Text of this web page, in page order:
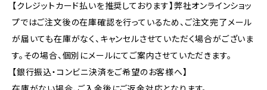
【クレジットカード払いを推奨しております】弊社オンラインショッ
プではご注文後の在庫確認を行っているため、ご注文完了メール
が届いても在庫がなく、キャンセルさせていただく場合がございま
す。その場合、個別にメールにてご案内させていただきます。
【銀行振込・コンビニ決済をご希望のお客様へ】